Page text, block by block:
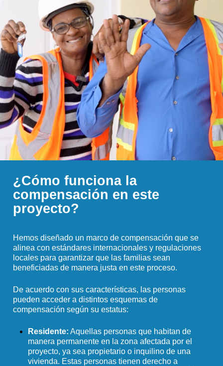
¿Cómo funciona la
compensación en este
proyecto?
Hemos diseñado un marco de compensación que se
alinea con estándares internacionales y regulaciones
locales para garantizar que las familias sean
beneficiadas de manera justa en este proceso.
De acuerdo con sus características, las personas
pueden acceder a distintos esquemas de
compensación según su estatus:
Residente: Aquellas personas que habitan de
manera permanente en la zona afectada por el
proyecto, ya sea propietario o inquilino de una
vivienda. Estas personas tienen derecho a